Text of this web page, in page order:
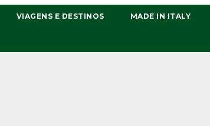
VIAGENS E DESTINOS MADE IN ITALY